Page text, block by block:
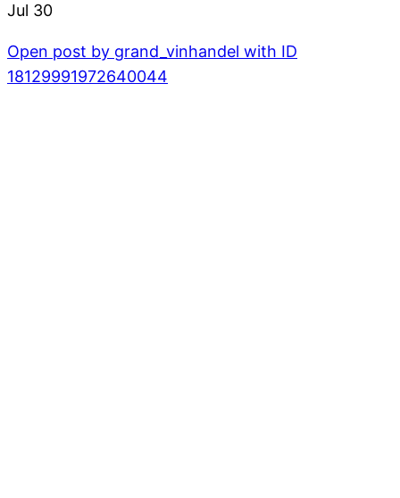
Jul 30
Open post by grand_vinhandel with ID
18129991972640044